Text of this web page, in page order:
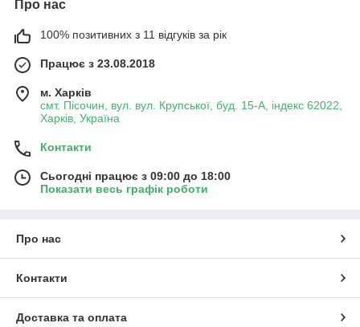
Про нас
100% позитивних з 11 відгуків за рік
Працює з 23.08.2018
м. Харків
смт. Пісочин, вул. вул. Крупської, буд. 15-А, індекс 62022,
Харків, Україна
Контакти
Сьогодні працює з 09:00 до 18:00
Показати весь графік роботи
Про нас
Контакти
Доставка та оплата